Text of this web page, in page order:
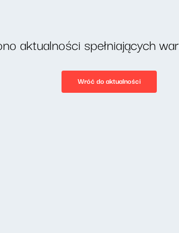
aktualności spełniających
Wróć do aktualności